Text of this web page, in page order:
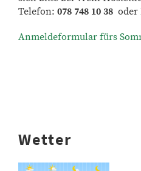
Telefon: 078 748 10 38 oder
Anmeldeformular fürs
Wetter